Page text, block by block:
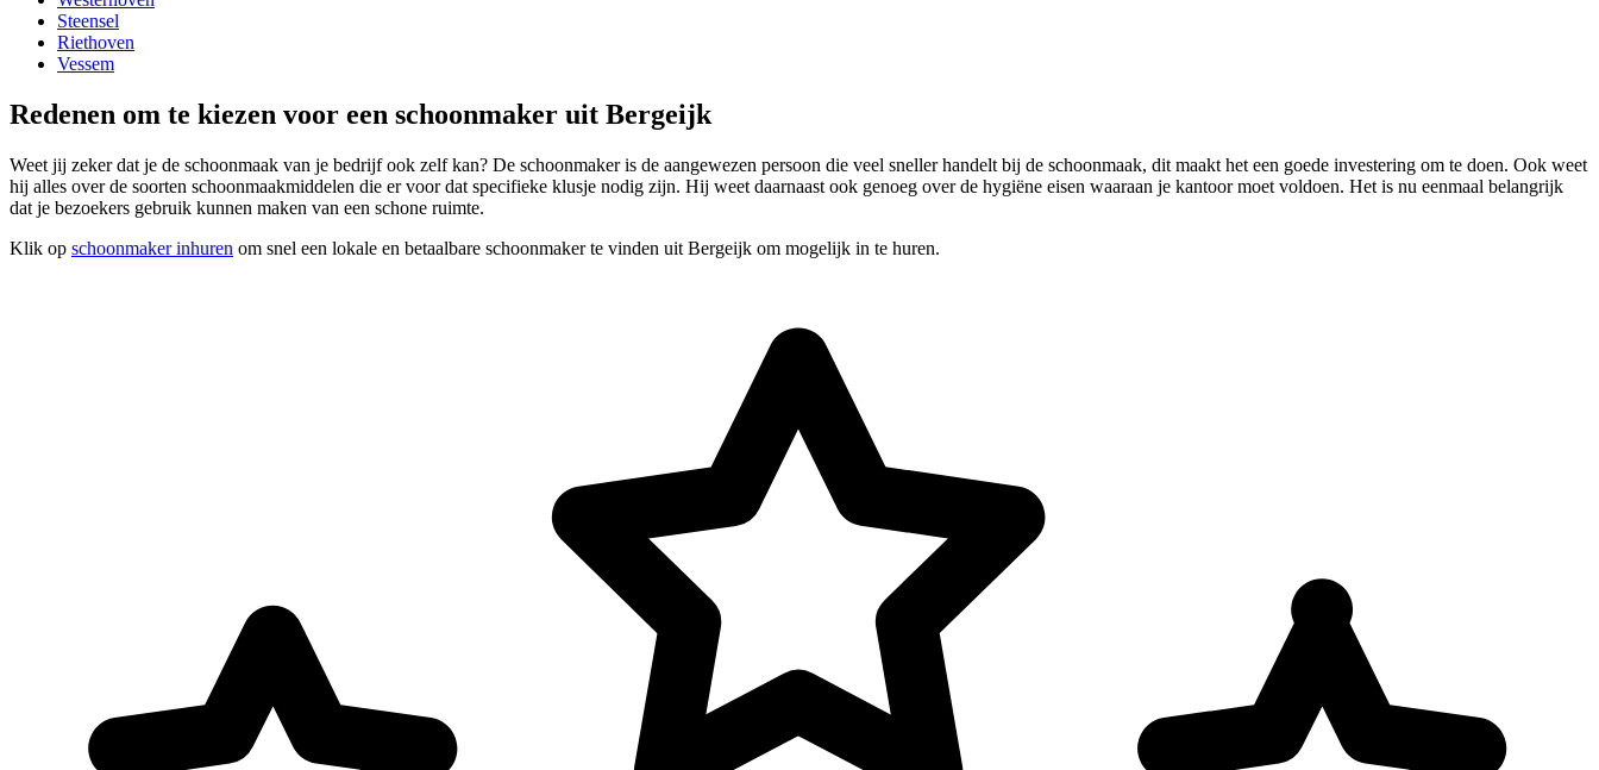
Steensel
Riethoven
Vessem
Redenen om te kiezen voor een schoonmaker uit Bergeijk
Weet jij zeker dat je de schoonmaak van je bedrijf ook zelf kan? De schoonmaker is de aangewezen persoon die veel sneller handelt bij de schoonmaak, dit maakt het een goede investering om te doen. Ook weet
hij alles over de soorten schoonmaakmiddelen die er voor dat specifieke klusje nodig zijn. Hij weet daarnaast ook genoeg over de hygiëne eisen waaraan je kantoor moet voldoen. Het is nu eenmaal belangrijk
dat je bezoekers gebruik kunnen maken van een schone ruimte.
Klik op schoonmaker inhuren om snel een lokale en betaalbare schoonmaker te vinden uit Bergeijk om mogelijk in te huren.